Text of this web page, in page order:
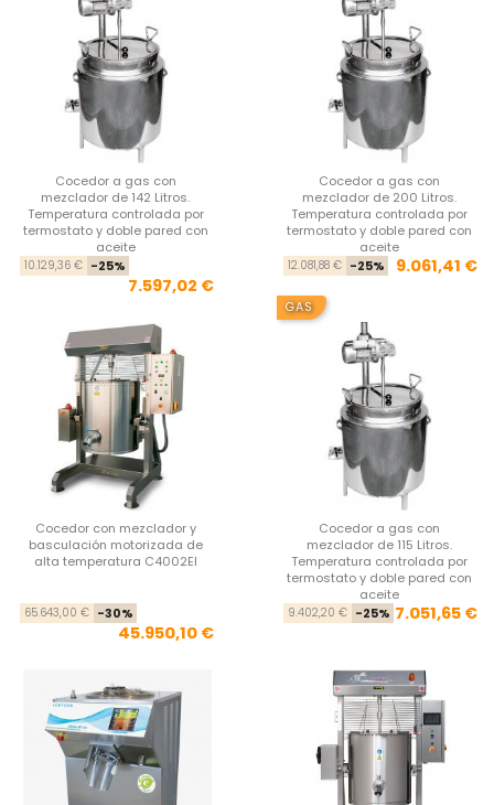
Cocedor a gas con
mezclador de 142 Litros.
Temperatura controlada por
termostato y doble pared con
aceite
Precio base
10.129,36 € -25%
7.597,02 €
Cocedor a gas con
mezclador de 200 Litros.
Temperatura controlada por
termostato y doble pared con
aceite
12.081,88 € -25% 9.061,41 €
Cocedor con mezclador y
basculación motorizada de
alta temperatura C4002EI
Precio base
65.643,00 € -30%
45.950,10 €
GAS
Cocedor a gas con
mezclador de 115 Litros.
Temperatura controlada por
termostato y doble pared con
aceite
9.402,20 € -25% 7.051,65 €